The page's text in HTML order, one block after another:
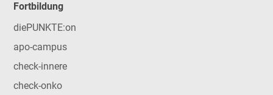
Fortbildung
diePUNKTE:on
apo-campus
check-innere
check-onko